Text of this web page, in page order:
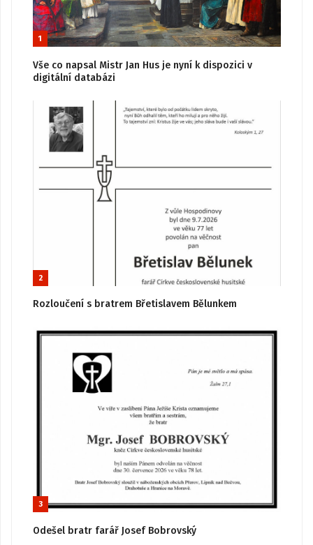
1
Vše co napsal Mistr Jan Hus je nyní k dispozici v
digitální databázi
2
Rozloučení s bratrem Břetislavem Bělunkem
3
Odešel bratr farář Josef Bobrovský